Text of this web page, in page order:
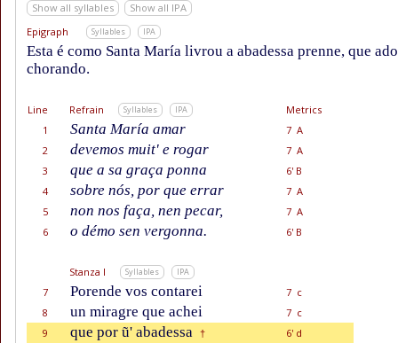
Show all syllables
Show all IPA
Epigraph
Syllables IPA
Esta é como Santa María livrou a abadessa prenne, que
chorando.
Line Refrain Syllables IPA
Metrics
1
Santa María amar
7 A
2
devemos muit' e rogar
7 A
3
que a sa graça ponna
6' B
4
sobre nós, por que errar
7 A
5
non nos faça, nen pecar,
7 A
6
o démo sen vergonna. 6' B
Stanza I Syllables IPA
7 Porende vos contarei
7 c
8
un miragre que achei
7 c
9
que por ũ' abadessa †
6' d